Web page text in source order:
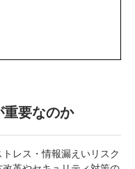
重要なのか
レス・情報漏えいリスク